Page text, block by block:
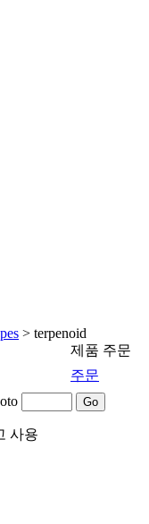
> terpenoid
제품 주문
주문
사용